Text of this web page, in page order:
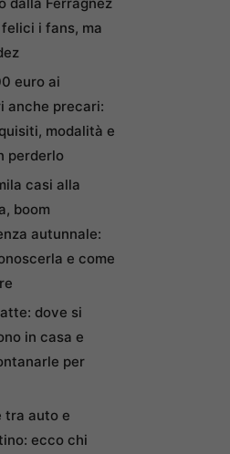
i fans, ma
euro ai
anche precari:
modalità e
perderlo
casi alla
boom
autunnale:
e come
dove si
in casa e
per
tra auto e
ecco chi